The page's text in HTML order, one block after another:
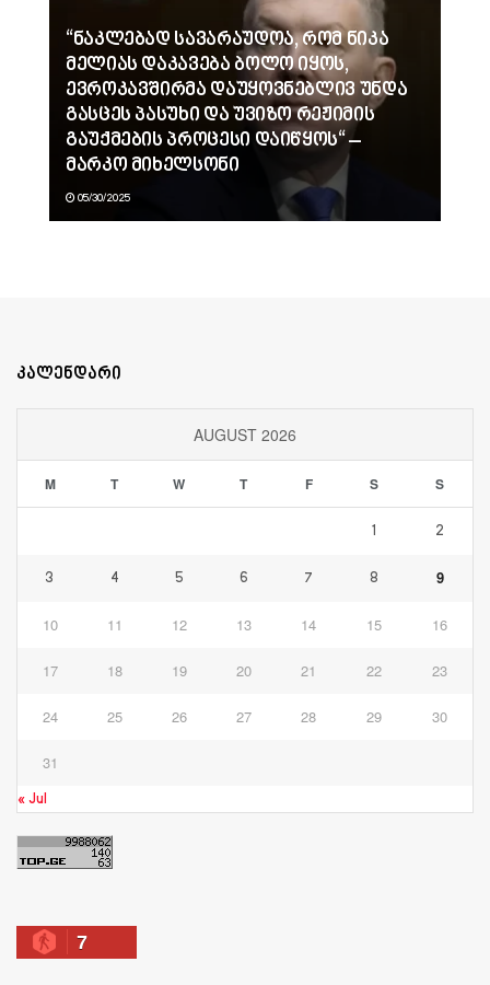
“ნაკლებად სავარაუდოა, რომ ნიკა
მელიას დაკავება ბოლო იყოს,
ევროკავშირმა დაუყოვნებლივ უნდა
გასცეს პასუხი და უვიზო რეჟიმის
გაუქმების პროცესი დაიწყოს“ –
მარკო მიხელსონი
05/30/2025
კალენდარი
AUGUST 2026
M T W T F S S
1 2
3 4 5 6 7 8 9
10 11 12 13 14 15 16
17 18 19 20 21 22 23
24 25 26 27 28 29 30
31
« Jul
7